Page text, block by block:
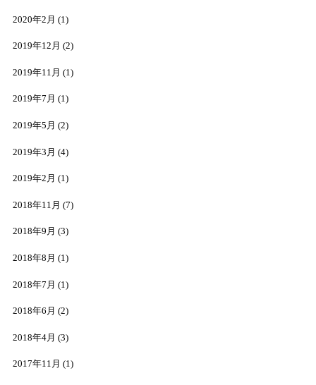
2020年2月 (1)
2019年12月 (2)
2019年11月 (1)
2019年7月 (1)
2019年5月 (2)
2019年3月 (4)
2019年2月 (1)
2018年11月 (7)
2018年9月 (3)
2018年8月 (1)
2018年7月 (1)
2018年6月 (2)
2018年4月 (3)
2017年11月 (1)